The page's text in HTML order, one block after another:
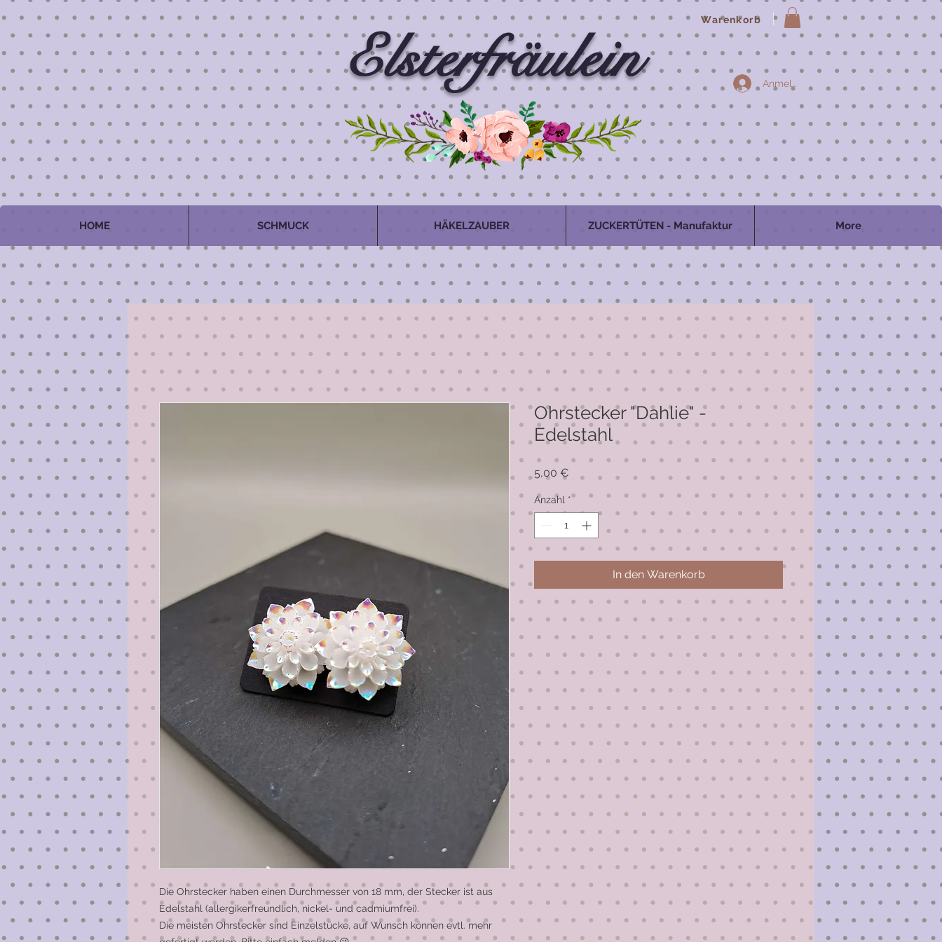
Warenkorb
Elsterfräulein
HOME SCHMUCK HÄKELZAUBER ZUCKERTÜTEN - Manufaktur More
Anmelden
Die Ohrstecker haben einen Durchmesser von 18 mm, der Stecker ist aus
Edelstahl (allergikerfreundlich, nickel- und cadmiumfrei).
Die meisten Ohrstecker sind Einzelstücke, auf Wunsch können evtl. mehr
Ohrstecker "Dahlie" -
Edelstahl
5,00 €
Anzahl *
In den Warenkorb